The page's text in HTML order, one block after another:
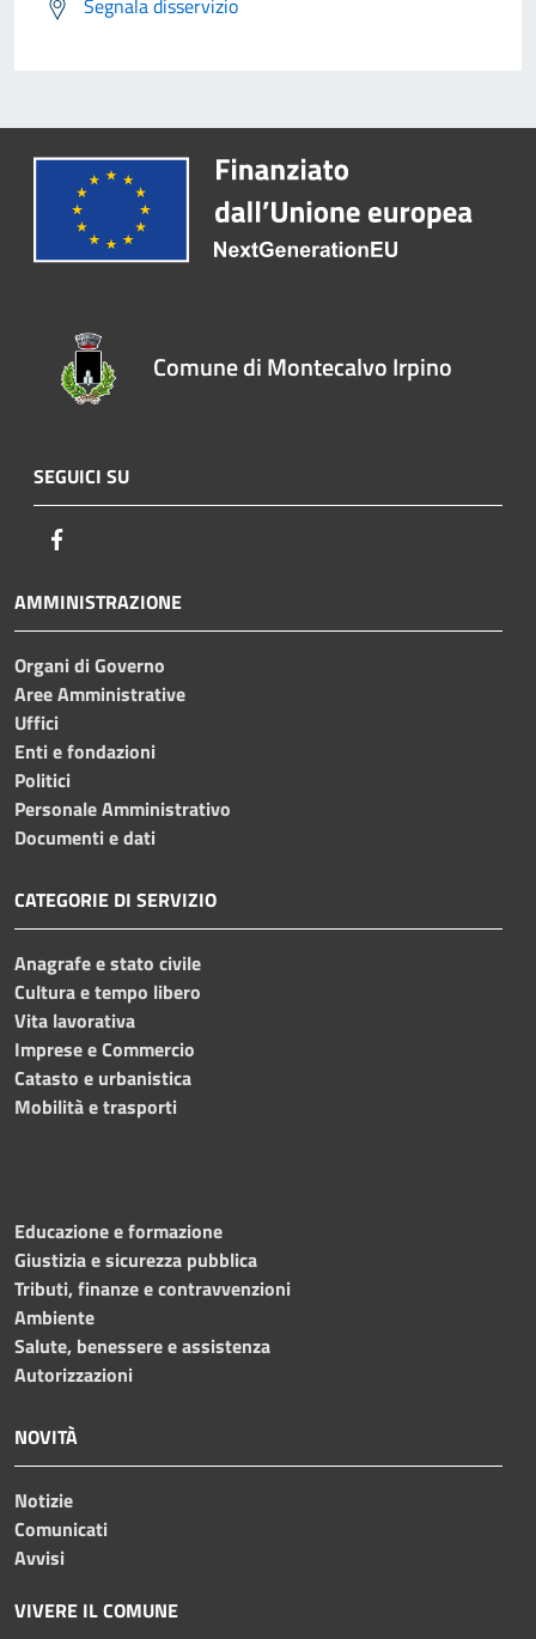
Segnala disservizio
Comune di Montecalvo Irpino
SEGUICI SU
AMMINISTRAZIONE
Organi di Governo
Aree Amministrative
Uffici
Enti e fondazioni
Politici
Personale Amministrativo
Documenti e dati
CATEGORIE DI SERVIZIO
Anagrafe e stato civile
Cultura e tempo libero
Vita lavorativa
Imprese e Commercio
Catasto e urbanistica
Mobilità e trasporti
Educazione e formazione
Giustizia e sicurezza pubblica
Tributi, finanze e contravvenzioni
Ambiente
Salute, benessere e assistenza
Autorizzazioni
NOVITÀ
Notizie
Comunicati
Avvisi
VIVERE IL COMUNE